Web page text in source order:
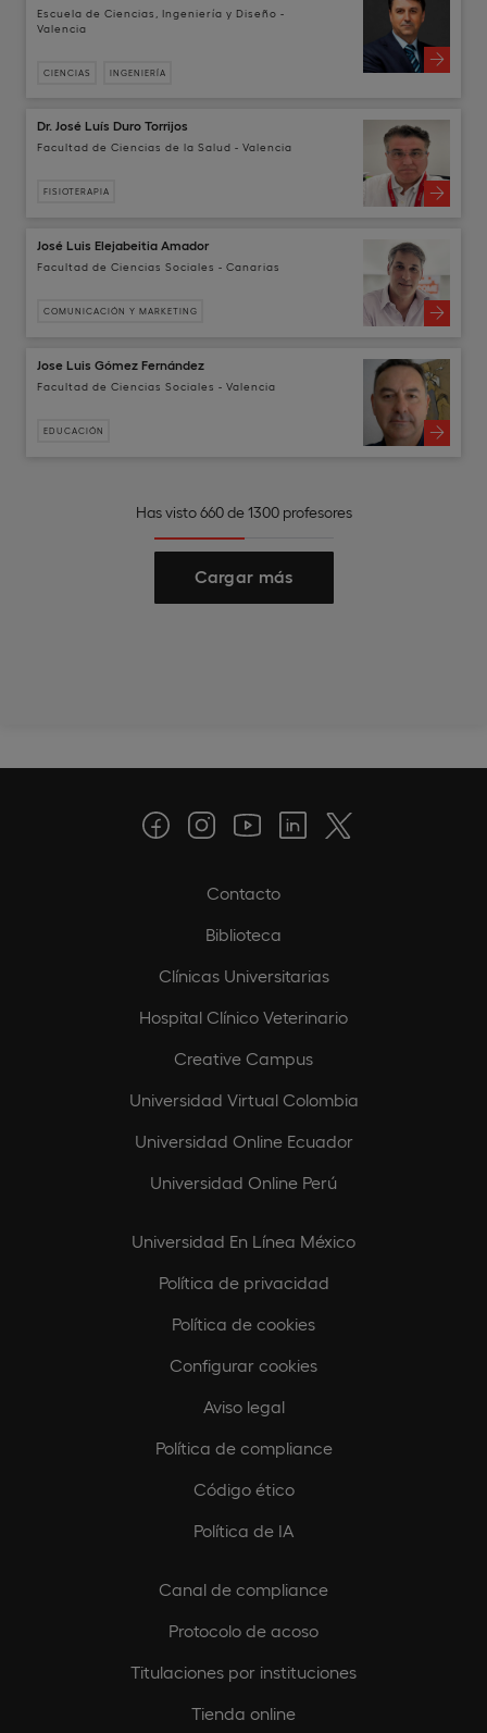
Escuela de Ciencias, Ingeniería y Diseño -
Valencia
CIENCIAS INGENIERÍA
Dr. José Luís Duro Torrijos
Facultad de Ciencias de la Salud - Valencia
FISIOTERAPIA
José Luis Elejabeitia Amador
Facultad de Ciencias Sociales - Canarias
COMUNICACIÓN Y MARKETING
Jose Luis Gómez Fernández
Facultad de Ciencias Sociales - Valencia
EDUCACIÓN
Has visto 660 de 1300 profesores
Cargar más
Contacto
Biblioteca
Clínicas Universitarias
Hospital Clínico Veterinario
Creative Campus
Universidad Virtual Colombia
Universidad Online Ecuador
Universidad Online Perú
Universidad En Línea México
Política de privacidad
Política de cookies
Configurar cookies
Aviso legal
Política de compliance
Código ético
Política de IA
Canal de compliance
Protocolo de acoso
Titulaciones por instituciones
Tienda online